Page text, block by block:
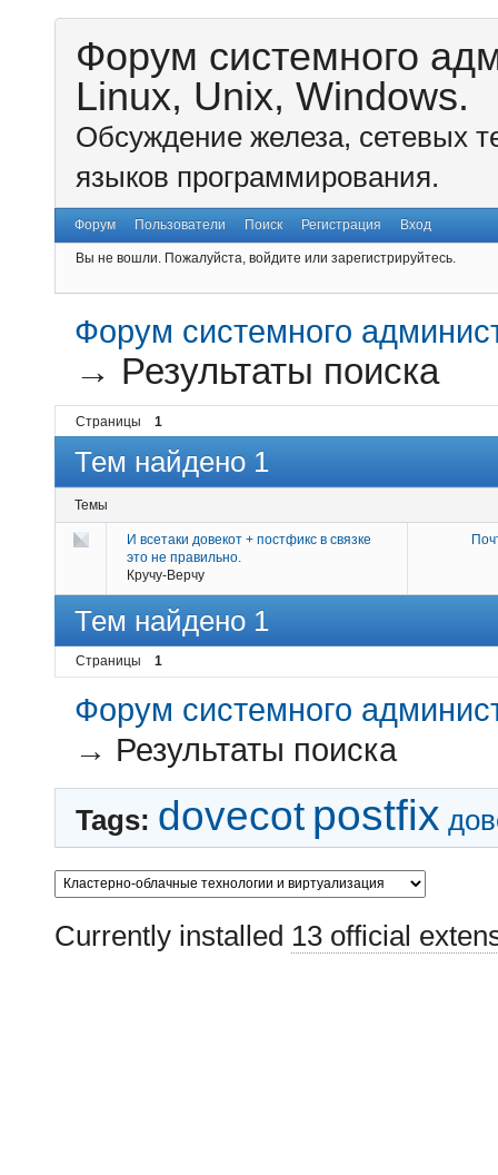
Форум системного
Linux, Unix, Windows.
Обсуждение железа, сетевых
языков программирования.
Форум Пользователи Поиск Регистрация Вход
Вы не вошли. Пожалуйста, войдите или зарегистрируйтесь.
Форум системного
→ Результаты поиска
Страницы 1
Тем найдено 1
Темы
И всетаки довекот + постфикс в связке
это не правильно.
Кручу-Верчу
Тем найдено 1
Страницы 1
Форум системного
→ Результаты поиска
Tags: dovecot postfix
Currently installed 13 official